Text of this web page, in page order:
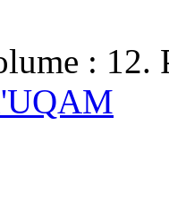
: 12.